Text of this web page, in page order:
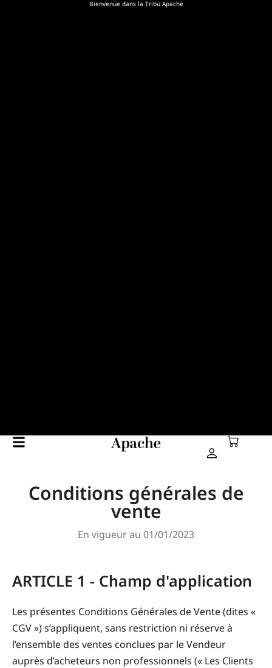
Bienvenue dans la Tribu Apache
Conditions générales de
vente
En vigueur au 01/01/2023
ARTICLE 1 - Champ d'application
Les présentes Conditions Générales de Vente (dites «
CGV ») s’appliquent, sans restriction ni réserve à
l’ensemble des ventes conclues par le Vendeur
auprès d’acheteurs non professionnels (« Les Clients